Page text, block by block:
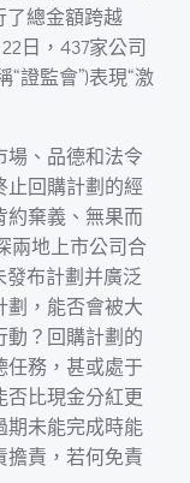
了總金額跨越
日，437家公司
證監會”)表現“激
場、品德和法令
止回購計劃的經
約棄義、無果而
兩地上市公司合
布計劃并廣泛
劃，能否會被大
動？回購計劃的
任務，甚或處于
否比現金分紅更
期未能完成時能
擔責，若何免責